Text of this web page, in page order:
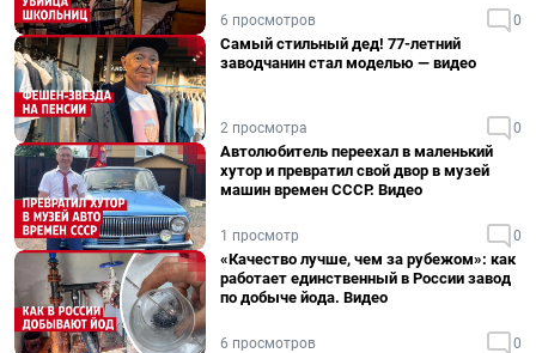
6 просмотров 0
Самый стильный дед! 77-летний
заводчанин стал моделью — видео
2 просмотра 0
Автолюбитель переехал в маленький
хутор и превратил свой двор в музей
машин времен СССР. Видео
1 просмотр 0
«Качество лучше, чем за рубежом»: как
работает единственный в России завод
по добыче йода. Видео
6 просмотров 0